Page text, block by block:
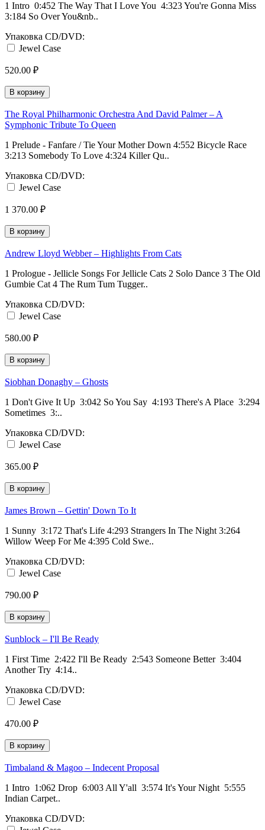
1 Intro 0:452 The Way That I Love You 4:323 You're Gonna Miss
3:184 So Over You&nb..
Упаковка CD/DVD:
Jewel Case
520.00 ₽
В корзину
The Royal Philharmonic Orchestra And David Palmer ‎– A
Symphonic Tribute To Queen
1 Prelude - Fanfare / Tie Your Mother Down 4:552 Bicycle Race
3:213 Somebody To Love 4:324 Killer Qu..
Упаковка CD/DVD:
Jewel Case
1 370.00 ₽
В корзину
Andrew Lloyd Webber ‎– Highlights From Cats
1 Prologue - Jellicle Songs For Jellicle Cats 2 Solo Dance 3 The Old
Gumbie Cat 4 The Rum Tum Tugger..
Упаковка CD/DVD:
Jewel Case
580.00 ₽
В корзину
Siobhan Donaghy ‎– Ghosts
1 Don't Give It Up 3:042 So You Say 4:193 There's A Place 3:294
Sometimes 3:..
Упаковка CD/DVD:
Jewel Case
365.00 ₽
В корзину
James Brown ‎– Gettin' Down To It
1 Sunny 3:172 That's Life 4:293 Strangers In The Night 3:264
Willow Weep For Me 4:395 Cold Swe..
Упаковка CD/DVD:
Jewel Case
790.00 ₽
В корзину
Sunblock ‎– I'll Be Ready
1 First Time 2:422 I'll Be Ready 2:543 Someone Better 3:404
Another Try 4:14..
Упаковка CD/DVD:
Jewel Case
470.00 ₽
В корзину
Timbaland & Magoo ‎– Indecent Proposal
1 Intro 1:062 Drop 6:003 All Y'all 3:574 It's Your Night 5:555
Indian Carpet..
Упаковка CD/DVD: